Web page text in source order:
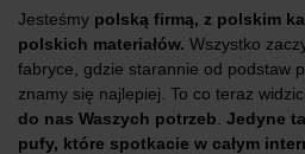
Jesteśmy polską firmą, z polskim
polskich materiałów. Wszystko
fabryce, gdzie starannie od podstaw
znamy się najlepiej. To co teraz
do nas Waszych potrzeb Jedyne
pufy, które spotkacie w całym